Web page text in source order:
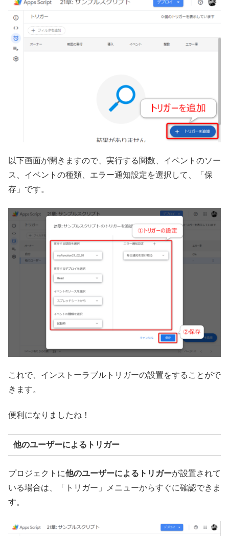
以下画面が開きますので、実行する関数、イベントのソー
ス、イベントの種類、エラー通知設定を選択して、「保
存」です。
これで、インストーラブルトリガーの設置をすることがで
きます。
便利になりましたね！
他のユーザーによるトリガー
プロジェクトに他のユーザーによるトリガーが設置されて
いる場合は、「トリガー」メニューからすぐに確認できま
す。